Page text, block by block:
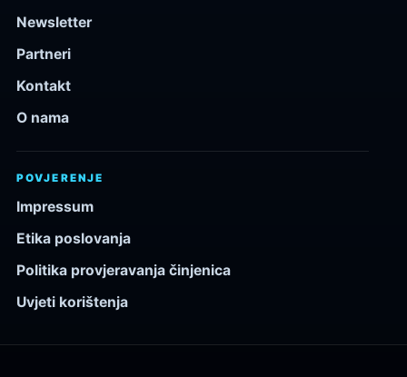
Newsletter
Partneri
Kontakt
O nama
POVJERENJE
Impressum
Etika poslovanja
Politika provjeravanja činjenica
Uvjeti korištenja